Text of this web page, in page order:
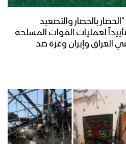
بالحصار والتصعيد
لعمليات القوات المسلحة
العراق وإيران وغزة ضد